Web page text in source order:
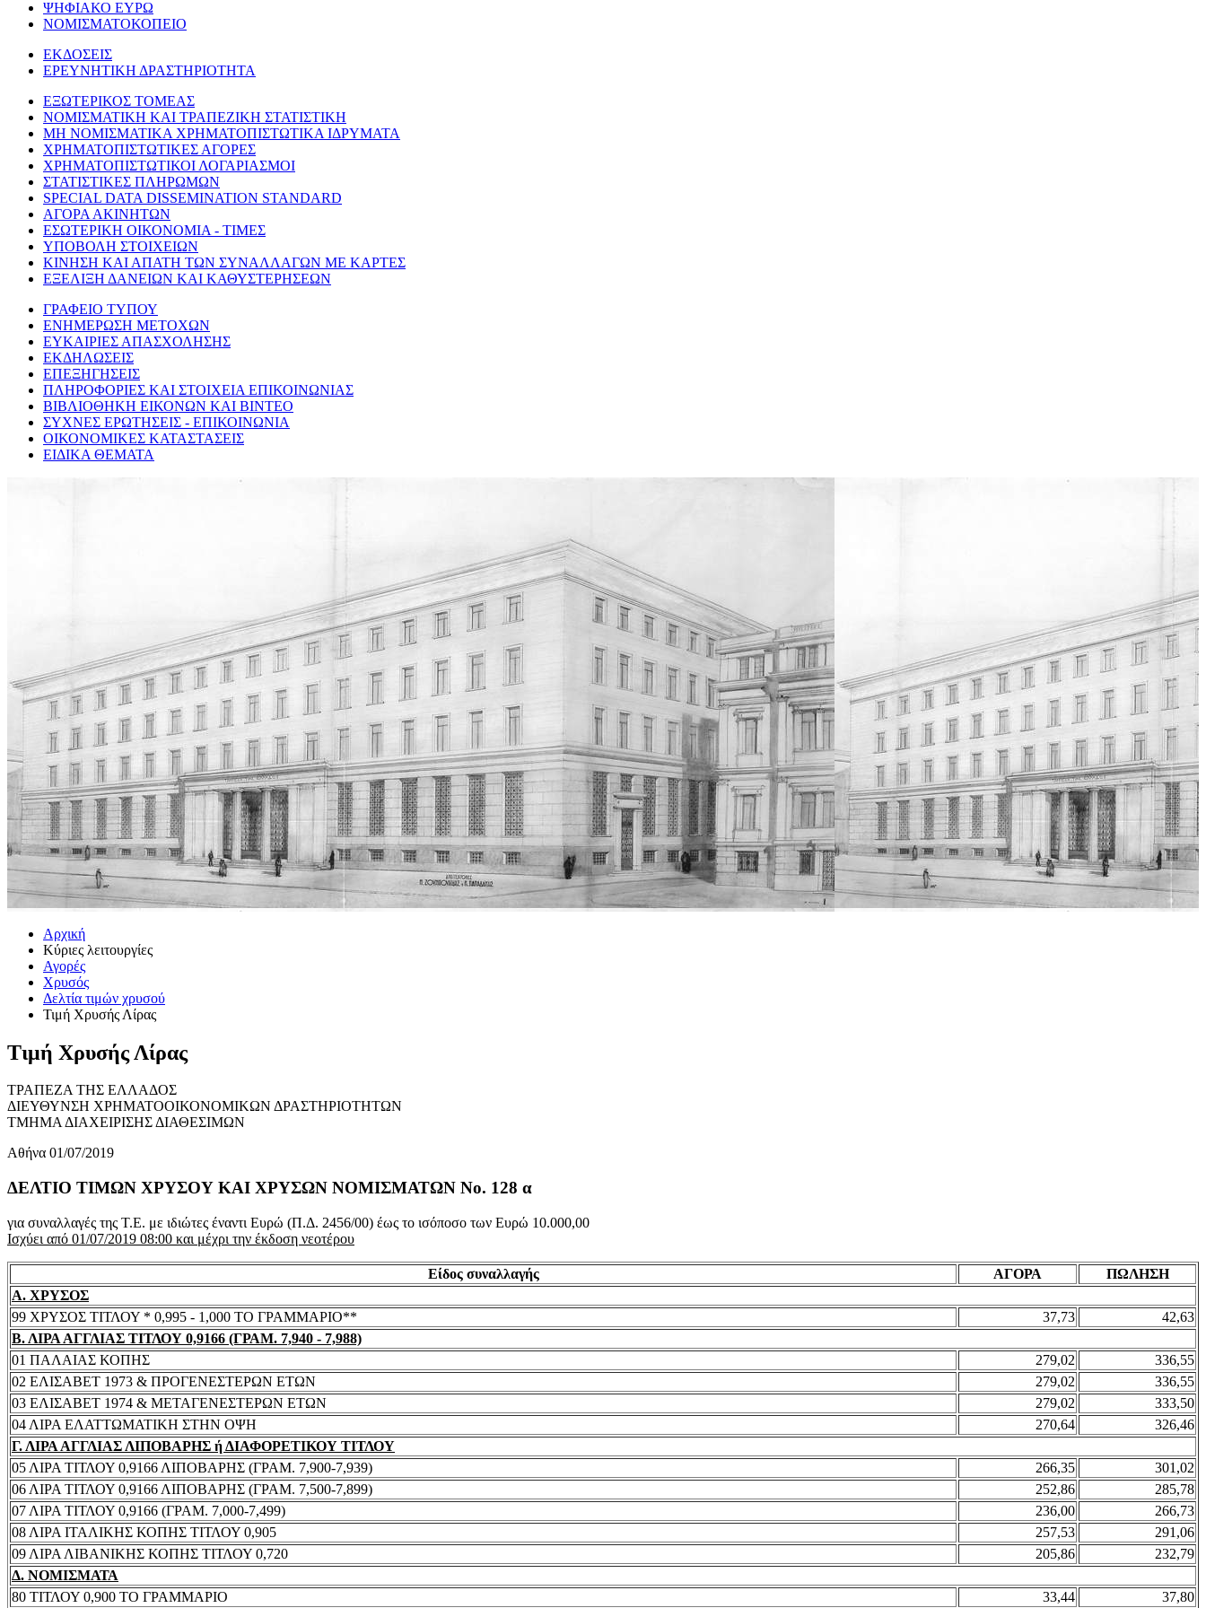
ΨΗΦΙΑΚΟ ΕΥΡΩ
ΝΟΜΙΣΜΑΤΟΚΟΠΕΙΟ
ΕΚΔΟΣΕΙΣ
ΕΡΕΥΝΗΤΙΚΗ ΔΡΑΣΤΗΡΙΟΤΗΤΑ
ΕΞΩΤΕΡΙΚΟΣ ΤΟΜΕΑΣ
ΝΟΜΙΣΜΑΤΙΚΗ ΚΑΙ ΤΡΑΠΕΖΙΚΗ ΣΤΑΤΙΣΤΙΚΗ
ΜΗ ΝΟΜΙΣΜΑΤΙΚΑ ΧΡΗΜΑΤΟΠΙΣΤΩΤΙΚΑ ΙΔΡΥΜΑΤΑ
ΧΡΗΜΑΤΟΠΙΣΤΩΤΙΚΕΣ ΑΓΟΡΕΣ
ΧΡΗΜΑΤΟΠΙΣΤΩΤΙΚΟΙ ΛΟΓΑΡΙΑΣΜΟΙ
ΣΤΑΤΙΣΤΙΚΕΣ ΠΛΗΡΩΜΩΝ
SPECIAL DATA DISSEMINATION STANDARD
ΑΓΟΡΑ ΑΚΙΝΗΤΩΝ
ΕΣΩΤΕΡΙΚΗ ΟΙΚΟΝΟΜΙΑ - ΤΙΜΕΣ
ΥΠΟΒΟΛΗ ΣΤΟΙΧΕΙΩΝ
ΚΙΝΗΣΗ ΚΑΙ ΑΠΑΤΗ ΤΩΝ ΣΥΝΑΛΛΑΓΩΝ ΜΕ ΚΑΡΤΕΣ
ΕΞΕΛΙΞΗ ΔΑΝΕΙΩΝ ΚΑΙ ΚΑΘΥΣΤΕΡΗΣΕΩΝ
ΓΡΑΦΕΙΟ ΤΥΠΟΥ
ΕΝΗΜΕΡΩΣΗ ΜΕΤΟΧΩΝ
ΕΥΚΑΙΡΙΕΣ ΑΠΑΣΧΟΛΗΣΗΣ
ΕΚΔΗΛΩΣΕΙΣ
ΕΠΕΞΗΓΗΣΕΙΣ
ΠΛΗΡΟΦΟΡΙΕΣ ΚΑΙ ΣΤΟΙΧΕΙΑ ΕΠΙΚΟΙΝΩΝΙΑΣ
ΒΙΒΛΙΟΘΗΚΗ ΕΙΚΟΝΩΝ ΚΑΙ ΒΙΝΤΕΟ
ΣΥΧΝΕΣ ΕΡΩΤΗΣΕΙΣ - ΕΠΙΚΟΙΝΩΝΙΑ
ΟΙΚΟΝΟΜΙΚΕΣ ΚΑΤΑΣΤΑΣΕΙΣ
ΕΙΔΙΚΑ ΘΕΜΑΤΑ
Αρχική
Κύριες λειτουργίες
Αγορές
Χρυσός
Δελτία τιμών χρυσού
Τιμή Χρυσής Λίρας
Τιμή Χρυσής Λίρας
ΤΡΑΠΕΖΑ ΤΗΣ ΕΛΛΑΔΟΣ
ΔΙΕΥΘΥΝΣΗ ΧΡΗΜΑΤΟΟΙΚΟΝΟΜΙΚΩΝ ΔΡΑΣΤΗΡΙΟΤΗΤΩΝ
ΤΜΗΜΑ ΔΙΑΧΕΙΡΙΣΗΣ ΔΙΑΘΕΣΙΜΩΝ
Αθήνα 01/07/2019
ΔΕΛΤΙΟ ΤΙΜΩΝ ΧΡΥΣΟΥ ΚΑΙ ΧΡΥΣΩΝ ΝΟΜΙΣΜΑΤΩΝ No. 128 α
για συναλλαγές της Τ.Ε. με ιδιώτες έναντι Ευρώ (Π.Δ. 2456/00) έως το ισόποσο των Ευρώ 10.000,00
Ισχύει από 01/07/2019 08:00 και μέχρι την έκδοση νεοτέρου
Είδος συναλλαγής ΑΓΟΡΑ
ΠΩΛΗΣΗ
Α. ΧΡΥΣΟΣ
99 ΧΡΥΣΟΣ ΤΙΤΛΟΥ * 0,995 - 1,000 ΤΟ ΓΡΑΜΜΑΡΙΟ**
37,73
42,63
Β. ΛΙΡΑ ΑΓΓΛΙΑΣ ΤΙΤΛΟΥ 0,9166 (ΓΡΑΜ. 7,940 - 7,988)
01 ΠΑΛΑΙΑΣ ΚΟΠΗΣ
279,02
336,55
02 ΕΛΙΣΑΒΕΤ 1973 & ΠΡΟΓΕΝΕΣΤΕΡΩΝ ΕΤΩΝ
279,02
336,55
03 ΕΛΙΣΑΒΕΤ 1974 & ΜΕΤΑΓΕΝΕΣΤΕΡΩΝ ΕΤΩΝ
279,02
333,50
04 ΛΙΡΑ ΕΛΑΤΤΩΜΑΤΙΚΗ ΣΤΗΝ ΟΨΗ
270,64
326,46
Γ. ΛΙΡΑ ΑΓΓΛΙΑΣ ΛΙΠΟΒΑΡΗΣ ή ΔΙΑΦΟΡΕΤΙΚΟΥ ΤΙΤΛΟΥ
05 ΛΙΡΑ ΤΙΤΛΟΥ 0,9166 ΛΙΠΟΒΑΡΗΣ (ΓΡΑΜ. 7,900-7,939)
266,35
301,02
06 ΛΙΡΑ ΤΙΤΛΟΥ 0,9166 ΛΙΠΟΒΑΡΗΣ (ΓΡΑΜ. 7,500-7,899)
252,86
285,78
07 ΛΙΡΑ ΤΙΤΛΟΥ 0,9166 (ΓΡΑΜ. 7,000-7,499)
236,00
266,73
08 ΛΙΡΑ ΙΤΑΛΙΚΗΣ ΚΟΠΗΣ ΤΙΤΛΟΥ 0,905
257,53
291,06
09 ΛΙΡΑ ΛΙΒΑΝΙΚΗΣ ΚΟΠΗΣ ΤΙΤΛΟΥ 0,720
205,86
232,79
Δ. ΝΟΜΙΣΜΑΤΑ
80 ΤΙΤΛΟΥ 0,900 ΤΟ ΓΡΑΜΜΑΡΙΟ
33,44 37,80